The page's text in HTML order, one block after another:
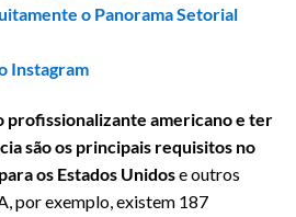
o Panorama Setorial
Instagram
profissionalizante americano e ter
são os principais requisitos no
os Estados Unidose outros
por exemplo, existem 187